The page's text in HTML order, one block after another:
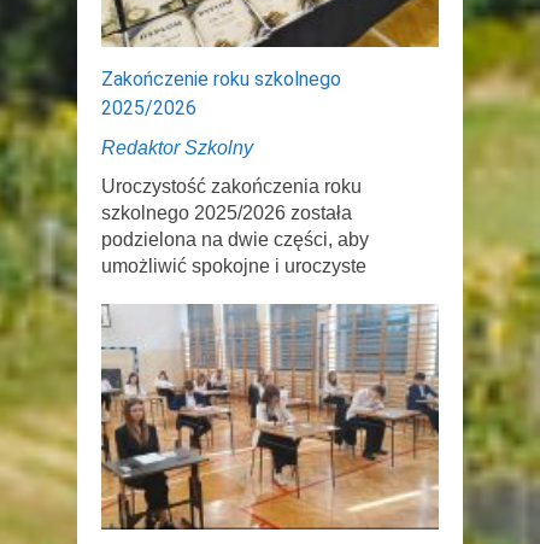
Zakończenie roku szkolnego
2025/2026
Redaktor Szkolny
Uroczystość zakończenia roku
szkolnego 2025/2026 została
podzielona na dwie części, aby
umożliwić spokojne i uroczyste